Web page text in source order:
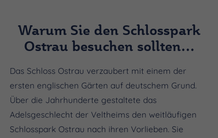
Warum Sie den Schlosspark
Ostrau besuchen sollten…
Das Schloss Ostrau verzaubert mit einem der
ersten englischen Gärten auf deutschem Grund.
Über die Jahrhunderte gestaltete das
Adelsgeschlecht der Veltheims den weitläufigen
Schlosspark Ostrau nach ihren Vorlieben. Sie